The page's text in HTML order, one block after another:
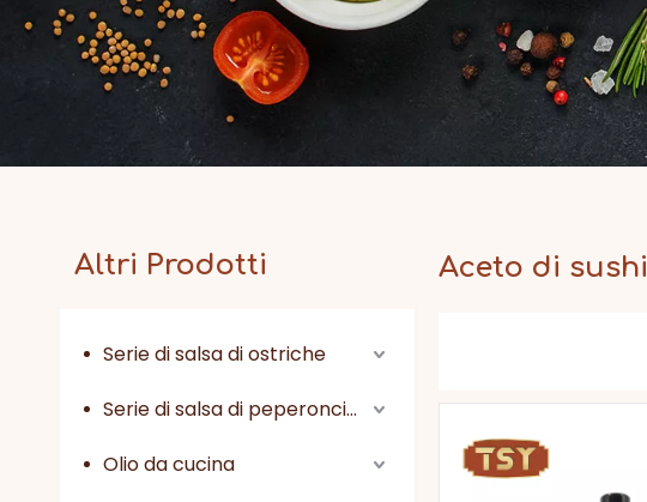
Altri Prodotti
Serie di salsa di ostriche
Serie di salsa di peperoncino
Olio da cucina
Aceto di sushi